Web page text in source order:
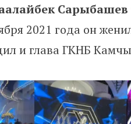
Сарыбашев
2021 года он
и глава ГКНБ